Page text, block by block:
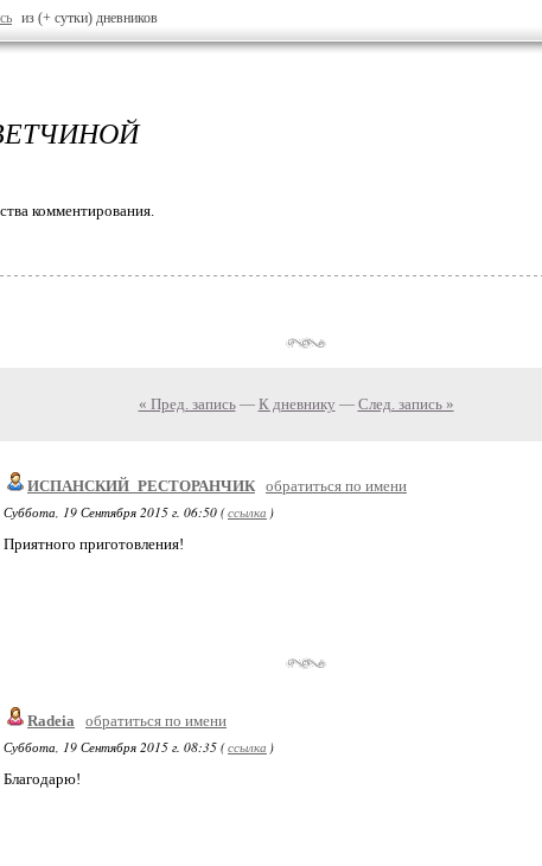
из (+ сутки) дневников
комментирования.
« Пред. запись— К дневнику — След. запись »
ИСПАНСКИЙ_РЕСТОРАНЧИК обратиться по имени
Суббота, 19 Сентября 2015 г. 06:50 (ссылка )
Приятного приготовления!
Radeia
обратиться по имени
Суббота, 19 Сентября 2015 г. 08:35 (ссылка )
Благодарю!